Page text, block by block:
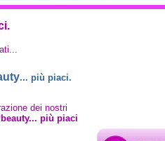
... più piaci.
dei nostri
più piaci